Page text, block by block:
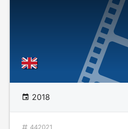
2018
442021